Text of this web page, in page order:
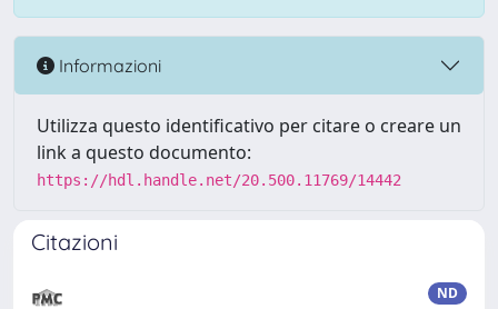
Informazioni
Utilizza questo identificativo per citare o creare un
link a questo documento:
https://hdl.handle.net/20.500.11769/14442
Citazioni
ND